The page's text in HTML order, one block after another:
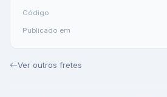
Código
Publicado em
Ver outros fretes